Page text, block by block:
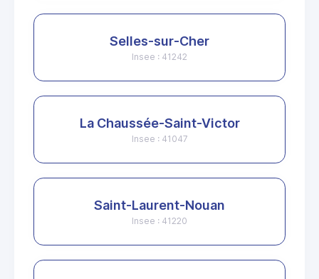
Selles-sur-Cher
Insee : 41242
La Chaussée-Saint-Victor
Insee : 41047
Saint-Laurent-Nouan
Insee : 41220